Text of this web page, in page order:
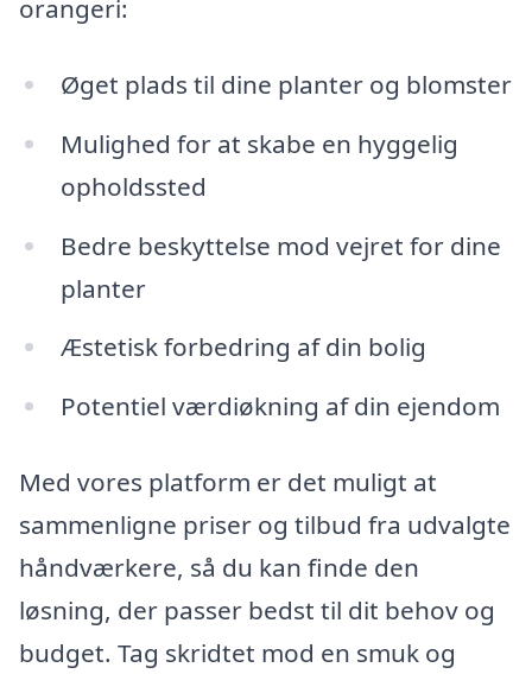
orangeri:
Øget plads til dine planter og blomster
Mulighed for at skabe en hyggelig
opholdssted
Bedre beskyttelse mod vejret for dine
planter
Æstetisk forbedring af din bolig
Potentiel værdiøkning af din ejendom
Med vores platform er det muligt at
sammenligne priser og tilbud fra udvalgte
håndværkere, så du kan finde den
løsning, der passer bedst til dit behov og
budget. Tag skridtet mod en smuk og